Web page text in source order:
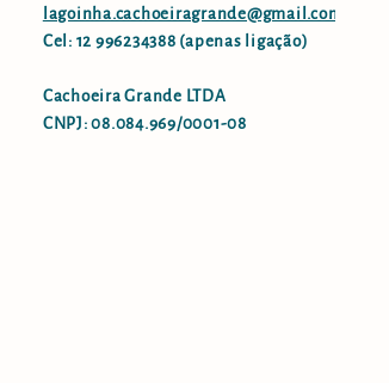
lagoinha.cachoeiragrande@gmail.com
Cel: 12 996234388 (apenas ligação)
Cachoeira Grande LTDA
CNPJ: 08.084.969/0001-08